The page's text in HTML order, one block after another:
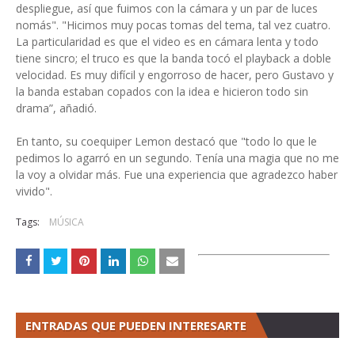
despliegue, así que fuimos con la cámara y un par de luces
nomás". "Hicimos muy pocas tomas del tema, tal vez cuatro.
La particularidad es que el video es en cámara lenta y todo
tiene sincro; el truco es que la banda tocó el playback a doble
velocidad. Es muy difícil y engorroso de hacer, pero Gustavo y
la banda estaban copados con la idea e hicieron todo sin
drama”, añadió.
En tanto, su coequiper Lemon destacó que "todo lo que le
pedimos lo agarró en un segundo. Tenía una magia que no me
la voy a olvidar más. Fue una experiencia que agradezco haber
vivido".
Tags: MÚSICA
ENTRADAS QUE PUEDEN INTERESARTE